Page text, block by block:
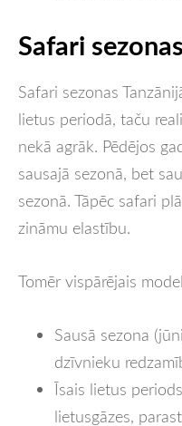
Safari
Safari sezonas
lietus periodā, taču
nekā agrāk. Pēdējos
sausajā sezonā, bet
sezonā. Tāpēc safari
zināmu elastību.
Tomēr vispārējais
Sausā sezona
dzīvnieku
Īsais lietus
lietusgāzes,